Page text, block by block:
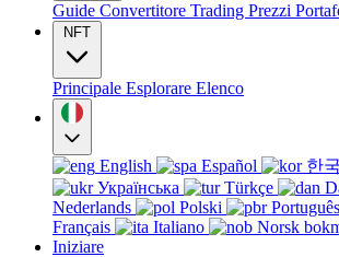
Guide Convertitore Trading Prezzi
NFT
Principale Esplorare Elenco
English Español 한
Українська
Türkçe
Nederlands
Polski
Français
Italiano
Norsk
Iniziare